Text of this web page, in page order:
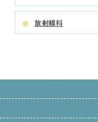
放射線科